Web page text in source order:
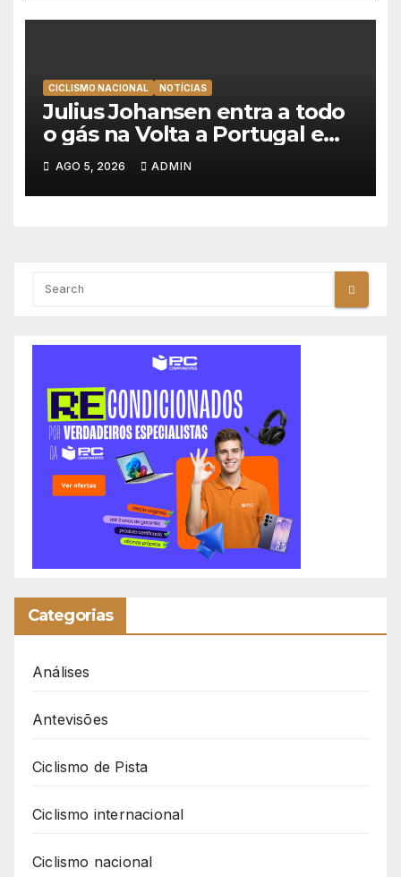
CICLISMO NACIONAL NOTÍCIAS
Julius Johansen entra a todo
o gás na Volta a Portugal e
lidera dobradinha da UAE
Team Emirates em Lisboa
AGO 5, 2026 ADMIN
Categorias
Análises
Antevisões
Ciclismo de Pista
Ciclismo internacional
Ciclismo nacional